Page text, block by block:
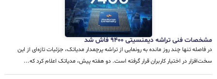
مشخصات فنی تراشه دیمنسیتی ۹۴۰۰ فاش شد
در فاصله تنها چند روز مانده به رونمایی از تراشه پرچمدار مدیاتک، جزئیات تازه‌ای از این
سخت‌افزار در اختیار کاربران قرار گرفته است. دو هفته پیش، مدیاتک اعلام کرد که...